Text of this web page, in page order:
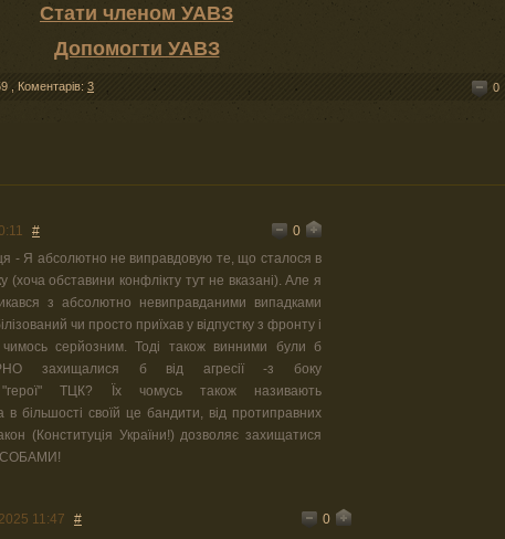
Стати членом УАВЗ
Допомогти УАВЗ
Коментарів: 3 0
#
0
- Я абсолютно не виправдовую те, що сталося в
(хоча обставини конфлікту тут не вказані). Але я
з абсолютно невиправданими випадками
чи просто приїхав у відпустку з фронту і
чимось серйозним. Тоді також винними були б
захищалися б від агресії -з боку
"герої" ТЦК? Їх чомусь також називають
в більшості своїй це бандити, від протиправних
(Конституція України!) дозволяє захищатися
11:47 #
0